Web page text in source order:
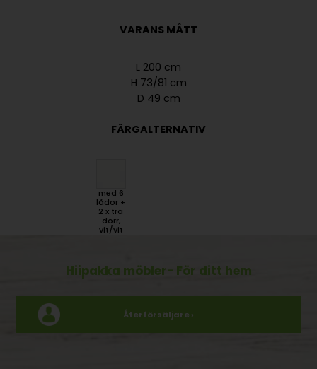
VARANS MÅTT
L 200 cm
H 73/81 cm
D 49 cm
FÄRGALTERNATIV
med 6
lådor +
2 x trä
dörr,
vit/vit
Hiipakka möbler- För ditt hem
Återförsäljare ›